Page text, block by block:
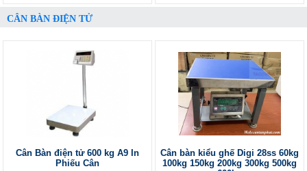
CÂN BÀN ĐIỆN TỬ
Cân Bàn điện tử 600 kg A9 In
Phiếu Cân
Cân bàn kiểu ghế Digi 28ss 60kg
100kg 150kg 200kg 300kg 500kg